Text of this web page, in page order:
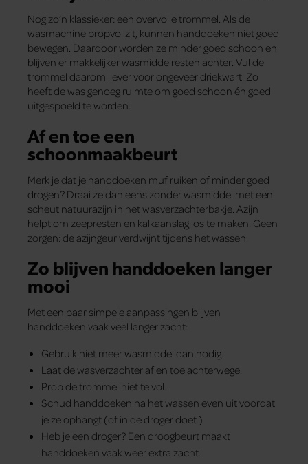
Nog zo’n klassieker: een overvolle trommel. Als de
wasmachine propvol zit, kunnen handdoeken niet goed
bewegen. Daardoor worden ze minder goed schoon en
blijven er makkelijker wasmiddelresten achter. Vul de
trommel daarom liever voor ongeveer driekwart. Zo
heeft de was genoeg ruimte om goed schoon én goed
uitgespoeld te worden.
Af en toe een
schoonmaakbeurt
Merk je dat je handdoeken muf ruiken of minder goed
drogen? Draai ze dan eens zonder wasmiddel met een
scheut natuurazijn in het wasverzachterbakje. Azijn
helpt om zeepresten en kalkaanslag los te maken. Geen
zorgen: de azijngeur verdwijnt tijdens het wassen.
Zo blijven handdoeken langer
mooi
Met een paar simpele aanpassingen blijven
handdoeken vaak veel langer zacht:
Gebruik niet meer wasmiddel dan nodig.
Laat de wasverzachter af en toe achterwege.
Prop de trommel niet te vol.
Schud handdoeken na het wassen even uit voordat
je ze ophangt (of in de droger doet.)
Heb je een droger? Een droogbeurt maakt
handdoeken vaak weer extra zacht.